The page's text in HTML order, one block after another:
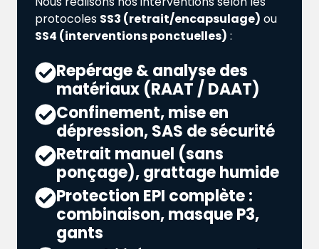
protocoles SS3 (retrait/encapsulage) ou
SS4 (interventions ponctuelles) :
Repérage & analyse des
matériaux (RAAT / DAAT)
Confinement, mise en
dépression, SAS de sécurité
Retrait manuel (sans
ponçage), grattage humide
Protection EPI complète :
combinaison, masque P3,
gants